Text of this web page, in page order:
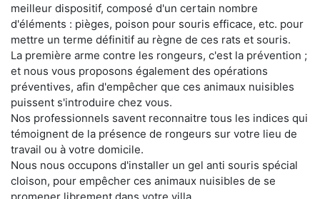
meilleur dispositif, composé d'un certain nombre
d'éléments : pièges, poison pour souris efficace, etc. pour
mettre un terme définitif au règne de ces rats et souris.
La première arme contre les rongeurs, c'est la prévention ;
et nous vous proposons également des opérations
préventives, afin d'empêcher que ces animaux nuisibles
puissent s'introduire chez vous.
Nos professionnels savent reconnaitre tous les indices qui
témoignent de la présence de rongeurs sur votre lieu de
travail ou à votre domicile.
Nous nous occupons d'installer un gel anti souris spécial
cloison, pour empêcher ces animaux nuisibles de se
promener librement dans votre villa.